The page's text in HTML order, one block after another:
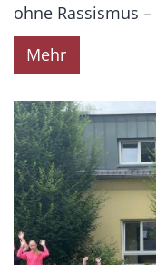
ohne Rassismus
Mehr